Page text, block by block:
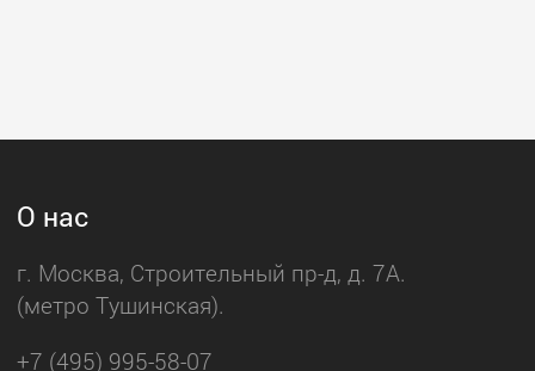
О нас
г. Москва, Строительный пр-д, д. 7А.
(метро Тушинская).
+7 (495) 995-58-07